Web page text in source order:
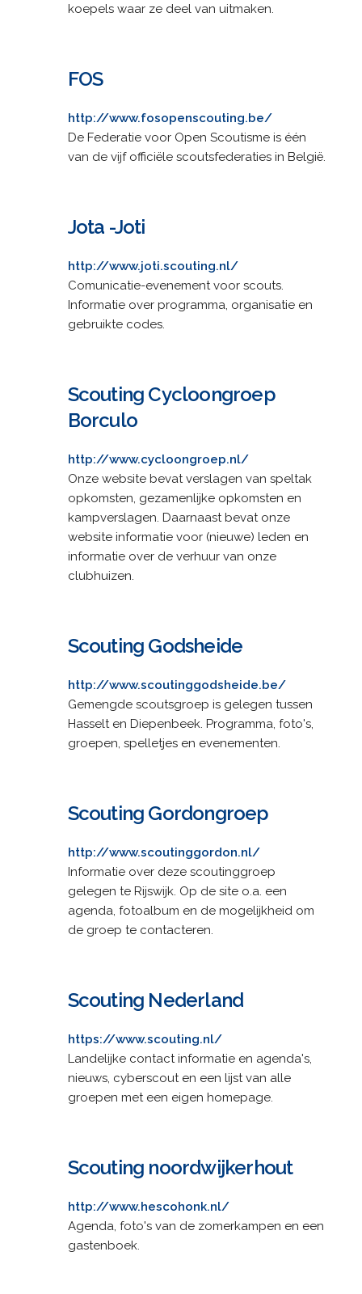
koepels waar ze deel van uitmaken.
FOS
http://www.fosopenscouting.be/
De Federatie voor Open Scoutisme is één
van de vijf officiële scoutsfederaties in België.
Jota -Joti
http://www.joti.scouting.nl/
Comunicatie-evenement voor scouts.
Informatie over programma, organisatie en
gebruikte codes.
Scouting Cycloongroep
Borculo
http://www.cycloongroep.nl/
Onze website bevat verslagen van speltak
opkomsten, gezamenlijke opkomsten en
kampverslagen. Daarnaast bevat onze
website informatie voor (nieuwe) leden en
informatie over de verhuur van onze
clubhuizen.
Scouting Godsheide
http://www.scoutinggodsheide.be/
Gemengde scoutsgroep is gelegen tussen
Hasselt en Diepenbeek. Programma, foto's,
groepen, spelletjes en evenementen.
Scouting Gordongroep
http://www.scoutinggordon.nl/
Informatie over deze scoutinggroep
gelegen te Rijswijk. Op de site o.a. een
agenda, fotoalbum en de mogelijkheid om
de groep te contacteren.
Scouting Nederland
https://www.scouting.nl/
Landelijke contact informatie en agenda's,
nieuws, cyberscout en een lijst van alle
groepen met een eigen homepage.
Scouting noordwijkerhout
http://www.hescohonk.nl/
Agenda, foto's van de zomerkampen en een
gastenboek.